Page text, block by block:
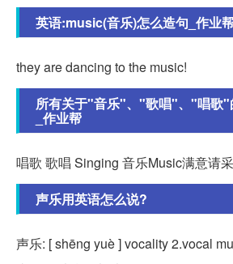
英语:music(音乐)怎么造句_作业
they are dancing to the music!
所有关于"音乐"、"歌唱"、"唱歌"
_作业帮
唱歌 歌唱 Singing 音乐Music满意请
声乐用英语怎么说?
声乐: [ shēng yuè ] vocality 2.vocal